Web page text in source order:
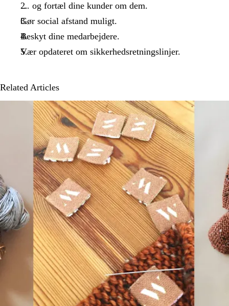
… og fortæl dine kunder om dem.
Gør social afstand muligt.
Beskyt dine medarbejdere.
Vær opdateret om sikkerhedsretningslinjer.
Related Articles